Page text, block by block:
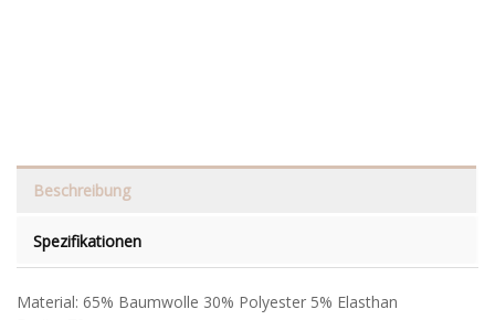
Beschreibung
Spezifikationen
Material: 65% Baumwolle 30% Polyester 5% Elasthan